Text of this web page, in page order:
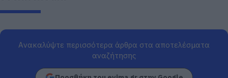
Ανακαλύψτε περισσότερα άρθρα στα αποτελέσματα
αναζήτησης